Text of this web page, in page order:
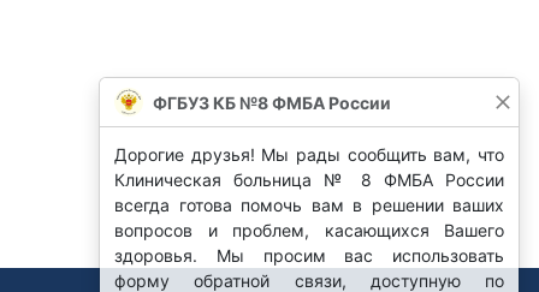
ФГБУЗ КБ №8 ФМБА России
Дорогие друзья! Мы рады сообщить вам, что
Клиническая больница № 8 ФМБА России
всегда готова помочь вам в решении ваших
вопросов и проблем, касающихся Вашего
здоровья. Мы просим вас использовать
форму обратной связи, доступную по